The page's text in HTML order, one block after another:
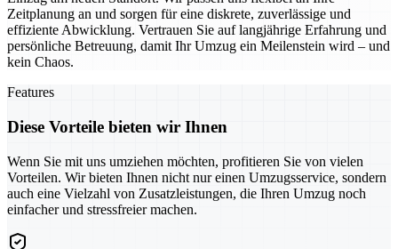
Zeitplanung an und sorgen für eine diskrete, zuverlässige und
effiziente Abwicklung. Vertrauen Sie auf langjährige Erfahrung und
persönliche Betreuung, damit Ihr Umzug ein Meilenstein wird – und
kein Chaos.
Features
Diese Vorteile bieten wir Ihnen
Wenn Sie mit uns umziehen möchten, profitieren Sie von vielen
Vorteilen. Wir bieten Ihnen nicht nur einen Umzugsservice, sondern
auch eine Vielzahl von Zusatzleistungen, die Ihren Umzug noch
einfacher und stressfreier machen.